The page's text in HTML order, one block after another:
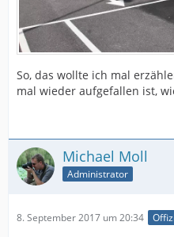
So, das wollte ich mal
mal wieder aufgefallen ist,
Michael Moll
Administrator
8. September 2017 um 20:34